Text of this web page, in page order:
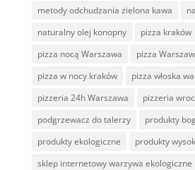
metody odchudzania zielona kawa
naturalny olej konopny
pizza kraków
pizza nocą Warszawa
pizza
pizza w nocy kraków
pizza włoska
pizzeria 24h Warszawa
pizzeria
podgrzewacz do talerzy
produkty
produkty ekologiczne
produkty
sklep internetowy warzywa ekologiczne